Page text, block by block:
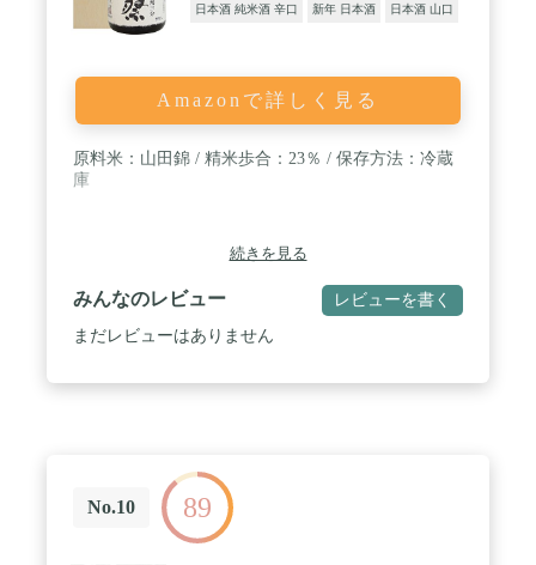
日本酒 純米酒 辛口 新年 日本酒 日本酒 山口
Amazonで詳しく見る
原料米：山田錦 / 精米歩合：23％ / 保存方法：冷蔵
庫
続きを見る
みんなのレビュー レビューを書く
まだレビューはありません
No.10 89